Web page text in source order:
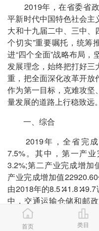
2019年，在省委省政
平新时代中国特色社会主
大和十九届二中、三中、
个切实”重要嘱托，统筹
进“四个全面”战略布局
发展理念，始终把打好三
重，把全面深化改革开放
作为第一目标，克难攻坚
量发展的道路上行稳致远。
一、综合
2019年，全省完成
7.5%。其中，第一产
3.2%;第二产业完成增加
产业完成增加值
由2018年的
中，交通运输仓储和邮
业、金融业、房地产
9.4%、5.3%、8.5%、
首页 类目